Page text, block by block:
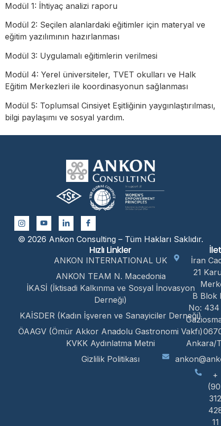
Modül 1: İhtiyaç analizi raporu
Modül 2: Seçilen alanlardaki eğitimler için materyal ve
eğitim yazılımının hazırlanması
Modül 3: Uygulamalı eğitimlerin verilmesi
Modül 4: Yerel üniversiteler, TVET okulları ve Halk
Eğitim Merkezleri ile koordinasyonun sağlanması
Modül 5: Toplumsal Cinsiyet Eşitliğinin yaygınlaştırılması,
bilgi paylaşımı ve sosyal yardım.
© 2026 Ankon Consulting – Tüm Hakları Saklıdır.
Hızlı Linkler
ANKON INTERNATIONAL UK
ANKON TEAM N. Macedonia
İKASİ (İktisadi Kalkınma ve Sosyal İnovasyon
Derneği)
KAİSDER (Kadın İşveren ve Sanayiciler Derneği)
ÖAAGV (Ömür Akkor Anadolu Gastronomi Vakfı)
KVKK Aydınlatma Metni
Gizlilik Politikası
İran
21
B Blok
No: 434
Ankara/
+
11